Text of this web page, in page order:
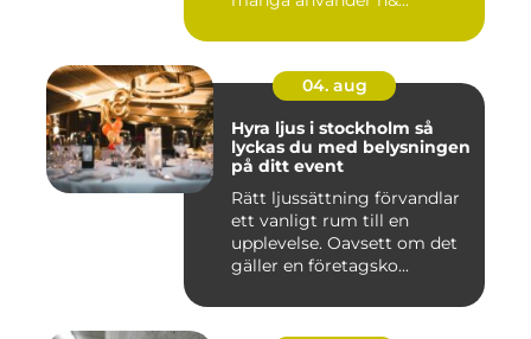
04. aug
Hyra ljus i stockholm så
lyckas du med belysningen
på ditt event
Rätt ljussättning förvandlar
ett vanligt rum till en
upplevelse. Oavsett om det
gäller en företagsko...